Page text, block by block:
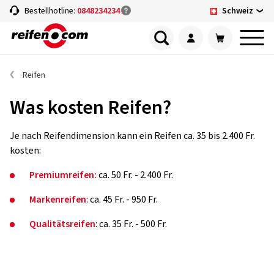
Bestellhotline: 0848234234 Schweiz
Reifen
Was kosten Reifen?
Je nach Reifendimension kann ein Reifen ca. 35 bis 2.400 Fr.
kosten:
Premiumreifen:ca. 50 Fr. - 2.400 Fr.
Markenreifen: ca. 45 Fr. - 950 Fr.
Qualitätsreifen: ca. 35 Fr. - 500 Fr.